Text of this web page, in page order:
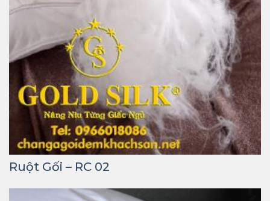
Ruột Gối – RC 02